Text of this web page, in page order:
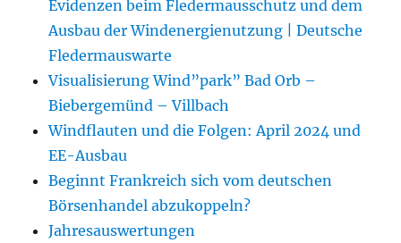
Evidenzen beim Fledermausschutz und dem
Ausbau der Windenergienutzung | Deutsche
Fledermauswarte
Visualisierung Wind”park” Bad Orb –
Biebergemünd – Villbach
Windflauten und die Folgen: April 2024 und
EE-Ausbau
Beginnt Frankreich sich vom deutschen
Börsenhandel abzukoppeln?
Jahresauswertungen